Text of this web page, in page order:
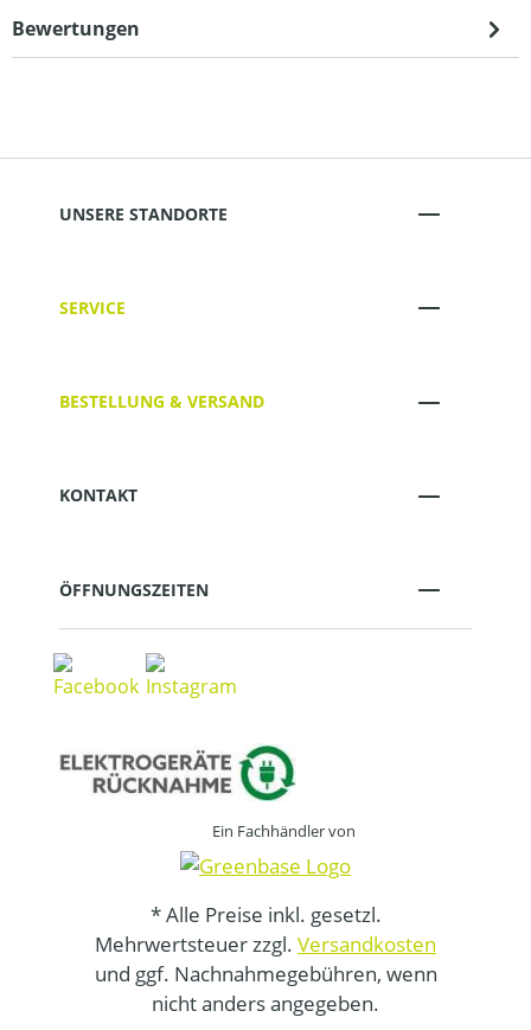
Bewertungen
UNSERE STANDORTE
SERVICE
BESTELLUNG & VERSAND
KONTAKT
ÖFFNUNGSZEITEN
Ein Fachhändler von
* Alle Preise inkl. gesetzl.
Mehrwertsteuer zzgl. Versandkosten
und ggf. Nachnahmegebühren, wenn
nicht anders angegeben.